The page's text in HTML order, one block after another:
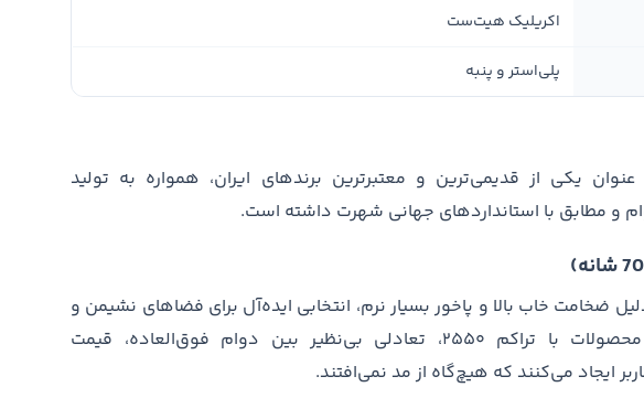
اکریلیک هیت‌ست
پلی‌استر و پنبه
یکی از قدیمی‌ترین و معتبرترین برندهای ایران، همواره به تولید
و مطابق با استانداردهای جهانی شهرت داشته است.
شانه به دلیل ضخامت خاب بالا و پاخور بسیار نرم، انتخابی ایده‌آل برای فضاهای نشیمن و
استراحت هستند. این محصولات با تراکم ۲۵۵۰، تعادلی بی‌نظیر بین دوام فوق‌العاده، قیمت
ایجاد می‌کنند که هیچ‌گاه از مد نمی‌افتند.